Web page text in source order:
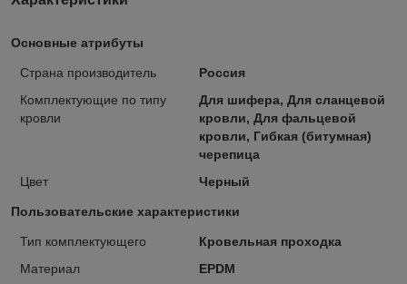
Основные атрибуты
Страна производитель
Россия
Комплектующие по типу
кровли
Для шифера, Для сланцевой
кровли, Для фальцевой
кровли, Гибкая (битумная)
черепица
Цвет
Черный
Пользовательские характеристики
Тип комплектующего
Кровельная проходка
Материал
EPDM